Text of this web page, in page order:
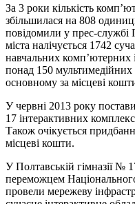
За 3 роки кількість
збільшилася на 808
повідомили у прес-службі
міста налічується 1742
навчальних комп’ютерних
понад 150
основному за місцеві
У червні 2013 року
17 інтерактивних
Також очікується
місцеві кошти.
У Полтавській гімназії №
переможцем
провели мережеву